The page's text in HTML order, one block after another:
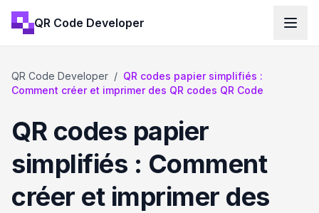
QR Code Developer
QR Code Developer / QR codes papier simplifiés :
Comment créer et imprimer des QR codes QR Code
QR codes papier
simplifiés : Comment
créer et imprimer des